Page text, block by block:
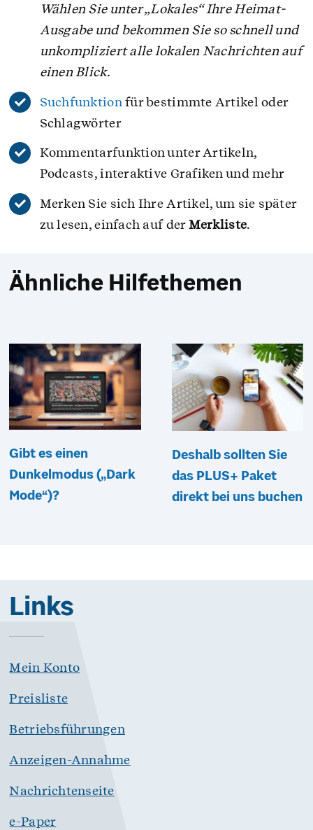
Wählen Sie unter „Lokales“ Ihre Heimat-
Ausgabe und bekommen Sie so schnell und
unkompliziert alle lokalen Nachrichten auf
einen Blick.
Suchfunktion für bestimmte Artikel oder
Schlagwörter
Kommentarfunktion unter Artikeln,
Podcasts, interaktive Grafiken und mehr
Merken Sie sich Ihre Artikel, um sie später
zu lesen, einfach auf derMerkliste.
Ähnliche Hilfethemen
Gibt es einen
Dunkelmodus („Dark
Mode“)?
Deshalb sollten Sie
das PLUS+ Paket
direkt bei uns buchen
Links
Mein Konto
Preisliste
Betriebsführungen
Anzeigen-Annahme
Nachrichtenseite
e-Paper